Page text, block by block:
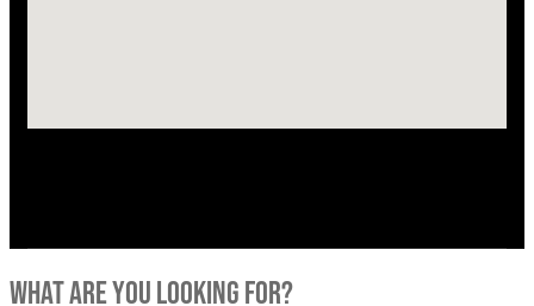
what are you looking for?